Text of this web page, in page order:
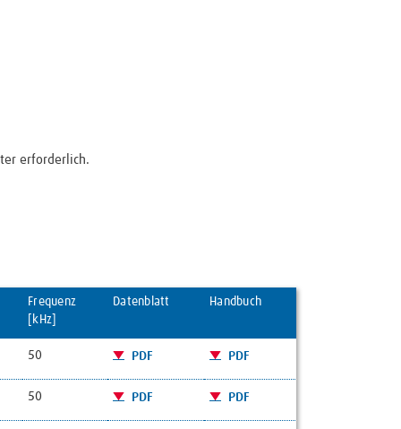
erforderlich.
Frequenz
[kHz]
Datenblatt Handbuch
50 PDF PDF
50 PDF PDF